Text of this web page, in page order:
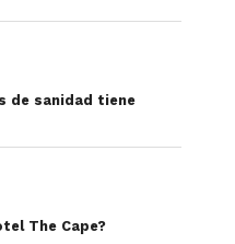
de sanidad tiene
The Cape?